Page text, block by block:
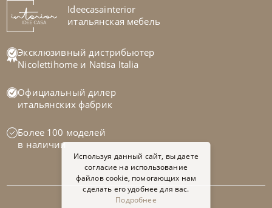
На заказ 45-90 дн
Ideecasainterior
итальянская мебель
Эксклюзивный дистрибьютер
Nicolettihome и Natisa Italia
Официальный дилер
итальянских фабрик
Более 100 моделей
в наличии
Используя данный сайт, вы даете
согласие на использование
файлов cookie, помогающих нам
сделать его удобнее для вас.
Подробнее